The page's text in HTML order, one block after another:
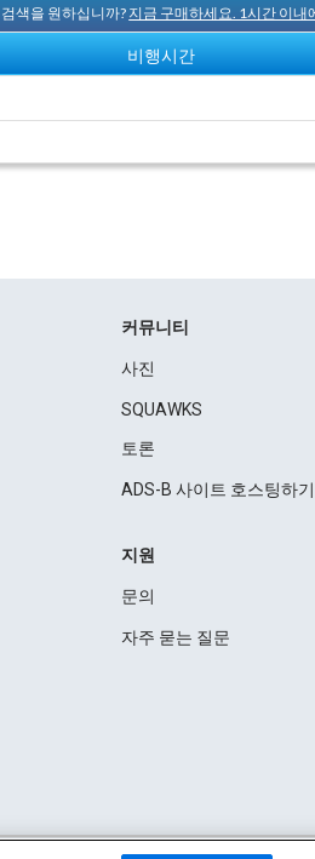
색을 원하십니까? 지금 구매하세요. 1시간 이내
비행시간
커뮤니티
사진
SQUAWKS
토론
ADS-B 사이트 호스팅하기
지원
문의
자주 묻는 질문